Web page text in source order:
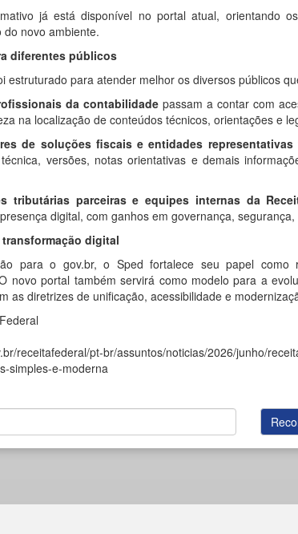
já está disponível no portal atual, orientando
do novo ambiente.
diferentes públicos
estruturado para atender melhor os diversos públicos
da contabilidade passam a contar com
na localização de conteúdos técnicos, orientações e
de soluções fiscais e entidades representativas
versões, notas orientativas e demais
tributárias parceiras e equipes internas da
digital, com ganhos em governança,
transformação digital
para o gov.br, o Sped fortalece seu papel como
novo portal também servirá como modelo para a
as diretrizes de unificação, acessibilidade e
receitafederal/pt-br/assuntos/noticias/2026/junho/
simples-e-moderna